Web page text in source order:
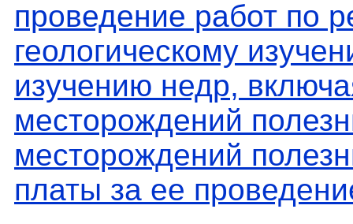
проведение работ по
геологическому
изучению недр,
месторождений
месторождений
платы за ее